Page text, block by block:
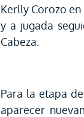
Kerlly Corozo
y a jugada
Cabeza.
Para la etapa
aparecer